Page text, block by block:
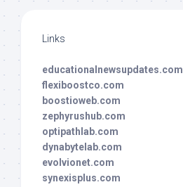
Links
educationalnewsupdates.com
flexiboostco.com
boostioweb.com
zephyrushub.com
optipathlab.com
dynabytelab.com
evolvionet.com
synexisplus.com